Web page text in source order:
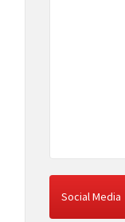
Social Media